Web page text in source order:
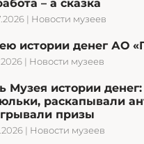
– а сказка
| Новости музеев
истории денег АО
| Новости музеев
Музея истории
раскапывали
призы
| Новости музеев